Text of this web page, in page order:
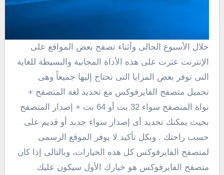
خلال الأسبوع الحالى وأثناء تصفح بعض المواقع على
الإنترنت عثرت على هذه الأداة المجانية والبسيطة للغاية
التى توفر بعض المزايا التى نحتاج إليها جميعاً وهى
تحميل متصفح الفايرفوكس مع تحديد لغة المتصفح +
نواة المتصفح سواء 32 بت أو 64 بت + إصدار المتصفح
بحيث يمكنك تحديد أى إصدار سواء جديد أو قديم على
حسب راحتك . وبكل تأكيد لا يوفر الموقع الرسمى
لمتصفح الفايرفوكس كل هذه الخيارات، وبالتالى إذا كان
متصفح الفايرفوكس هو خيارك الأول سيكون عليك